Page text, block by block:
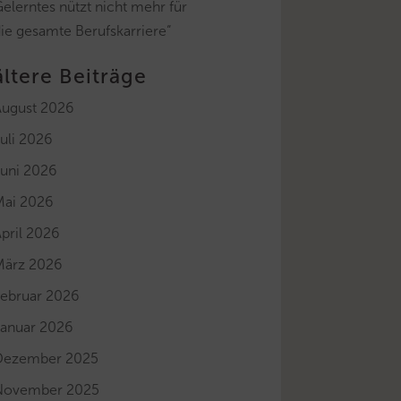
nützt nicht mehr für
gesamte Berufskarriere“
Beiträge
2026
2026
2026
2026
2026
2026
2026
2026
2025
2025